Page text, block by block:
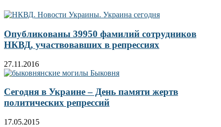
Опубликованы 39950 фамилий сотрудников
НКВД, участвовавших в репрессиях
27.11.2016
Сегодня в Украине – День памяти жертв
политических репрессий
17.05.2015